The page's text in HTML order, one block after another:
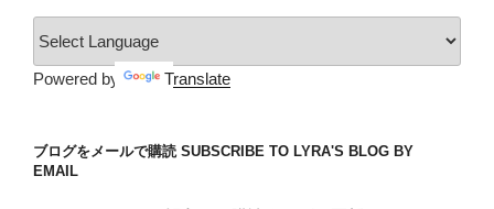
ー
Powered by Translate
ブログをメールで購読 SUBSCRIBE TO LYRA'S BLOG BY
EMAIL